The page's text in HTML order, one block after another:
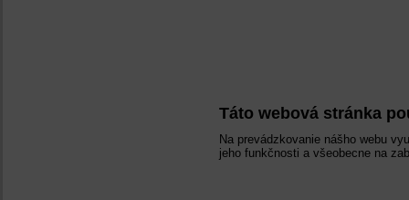
Táto webová stránka
Na prevádzkovanie nášho webu
jeho funkčnosti a všeobecne na